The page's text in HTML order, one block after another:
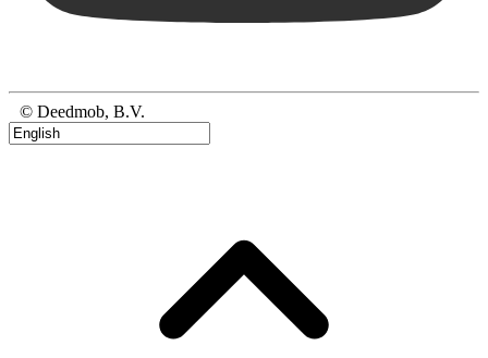
© Deedmob, B.V.